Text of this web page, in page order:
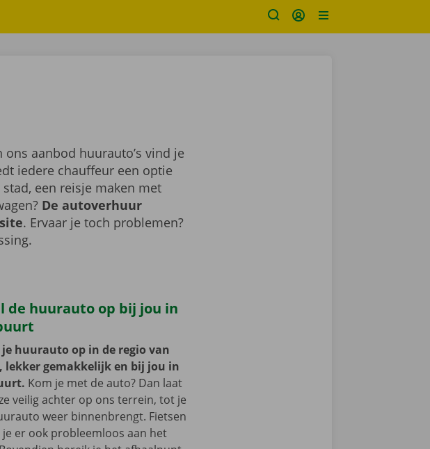
ons aanbod huurauto’s vind je
iedere chauffeur een optie
een reisje maken met
De autoverhuur
. Ervaar je toch problemen?
de huurauto op bij jou in
je huurauto op in de regio van
lekker gemakkelijk en bij jou in
Kom je met de auto? Dan laat
veilig achter op ons terrein, tot je
weer binnenbrengt. Fietsen
je er ook probleemloos aan het